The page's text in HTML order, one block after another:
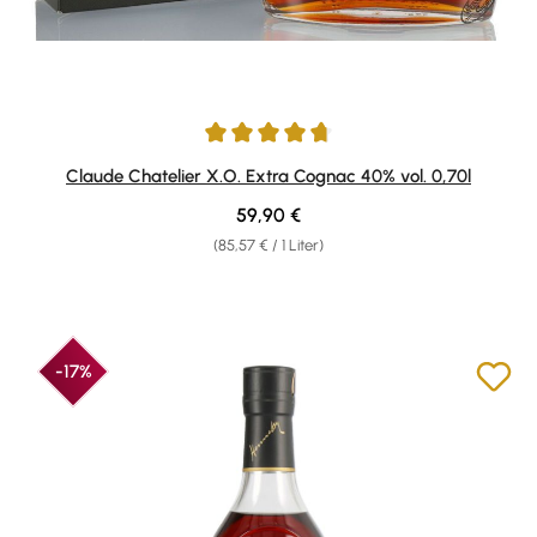
Durchschnittliche Bewertung von 4.75 von 5 Sternen
Claude Chatelier X.O. Extra Cognac 40% vol. 0,70l
(85,57 € / 1 Liter)
Regulärer Preis:
59,90 €
-17%